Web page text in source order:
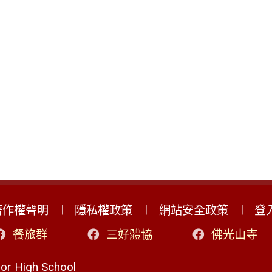
權聲明 隱私權政策 網站安全政策
登
餐旅群
三好體協 佛光山寺
High School